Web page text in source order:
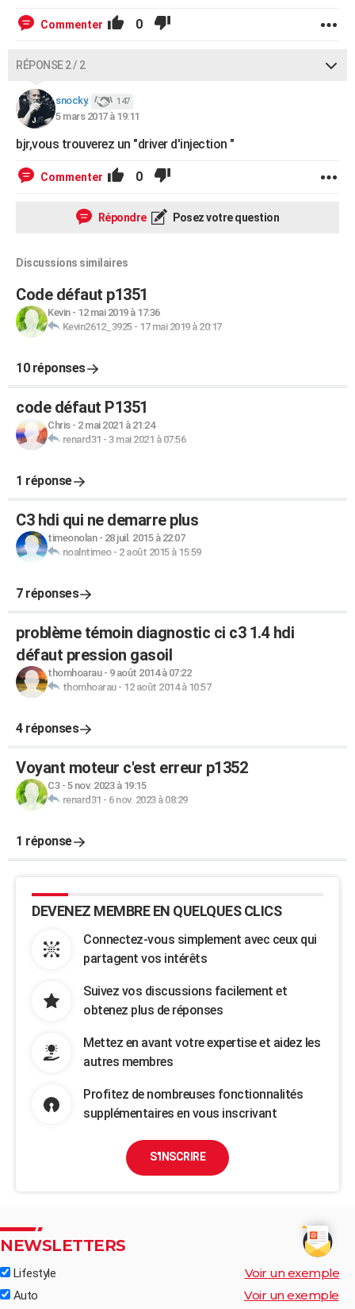
Commenter 0
RÉPONSE 2 / 2
snocky. 147
5 mars 2017 à 19:11
bjr,vous trouverez un "driver d'injection "
Commenter 0
Répondre Posez votre question
Discussions similaires
Code défaut p1351
Kevin- 12 mai 2019 à 17:36
Kevin2612_3925- 17 mai 2019 à 20:17
10 réponses
code défaut P1351
Chris- 2 mai 2021 à 21:24
renard31 - 3 mai 2021 à 07:56
1 réponse
C3 hdi qui ne demarre plus
timeonolan- 28 juil. 2015 à 22:07
noalntimeo- 2 août 2015 à 15:59
7 réponses
problème témoin diagnostic ci c3 1.4 hdi
défaut pression gasoil
thomhoarau- 9 août 2014 à 07:22
thomhoarau- 12 août 2014 à 10:57
4 réponses
Voyant moteur c'est erreur p1352
C3- 5 nov. 2023 à 19:15
renard31 - 6 nov. 2023 à 08:29
1 réponse
DEVENEZ MEMBRE EN QUELQUES CLICS
Connectez-vous simplement avec ceux qui
partagent vos intérêts
Suivez vos discussions facilement et
obtenez plus de réponses
Mettez en avant votre expertise et aidez les
autres membres
Profitez de nombreuses fonctionnalités
supplémentaires en vous inscrivant
S'INSCRIRE
NEWSLETTERS
Lifestyle Voir un exemple
Auto Voir un exemple